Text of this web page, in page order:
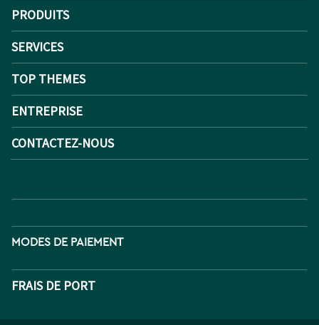
PRODUITS
SERVICES
TOP THEMES
ENTREPRISE
CONTACTEZ-NOUS
MODES DE PAIEMENT
FRAIS DE PORT